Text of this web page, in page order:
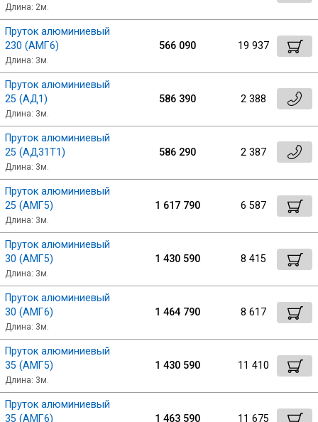
Длина: 2м.
Пруток алюминиевый
230 (АМГ6)
Длина: 3м.
566 090 19 937
Пруток алюминиевый
25 (АД1)
Длина: 3м.
586 390 2 388
Пруток алюминиевый
25 (АД31Т1)
Длина: 3м.
586 290 2 387
Пруток алюминиевый
25 (АМГ5)
Длина: 3м.
1 617 790 6 587
Пруток алюминиевый
30 (АМГ5)
Длина: 3м.
1 430 590 8 415
Пруток алюминиевый
30 (АМГ6)
Длина: 3м.
1 464 790 8 617
Пруток алюминиевый
35 (АМГ5)
Длина: 3м.
1 430 590 11 410
Пруток алюминиевый
35 (АМГ6)
1 463 590 11 675